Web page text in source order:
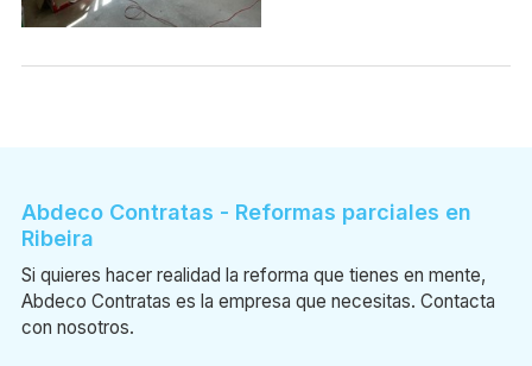
Abdeco Contratas - Reformas parciales en
Ribeira
Si quieres hacer realidad la reforma que tienes en mente,
Abdeco Contratas es la empresa que necesitas. Contacta
con nosotros.